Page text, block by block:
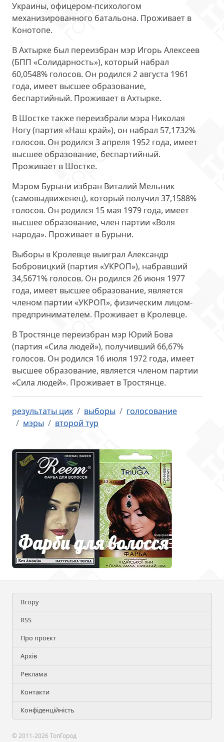
Украины, офицером-психологом
механизированного батальона. Проживает в
Конотопе.
В Ахтырке был переизбран мэр Игорь Алексеев
(БПП «Солидарность»), который набрал
60,0548% голосов. Он родился 2 августа 1961
года, имеет высшее образование,
беспартийный. Проживает в Ахтырке.
В Шостке также переизбрали мэра Николая
Ногу(партия «Наш край»), он набрал 57,1732%
голосов. Он родился 3 апреля 1952 года, имеет
высшее образование, беспартийный.
Проживает в Шостке.
Мэром Бурыни избран Виталий Мельник
(самовыдвиженец), который получил 37,1588%
голосов. Он родился 15 мая 1979 года, имеет
высшее образование, член партии «Воля
народа». Проживает в Бурыни.
Выборы в Кролевце выиграл Александр
Бобровицкий (партия «УКРОП»), набравший
34,5671% голосов. Он родился 26 июня 1977
года, имеет высшее образование, является
членом партии «УКРОП», физическим лицом-
предпринимателем. Проживает в Кролевце.
В Тростянце переизбран мэр Юрий Бова
(партия «Сила людей»), получивший 66,67%
голосов. Он родился 16 июля 1972 года, имеет
высшее образование, является членом партии
«Сила людей». Проживает в Тростянце.
результаты цик выборы
голосование
мэры
второй тур
Вгору
RSS
Про проєкт
Архів
Реклама
Контакти
Конфіденційність
© 2011-2026 ТопГород